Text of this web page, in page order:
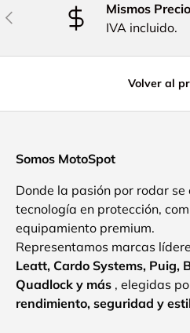
Anterior
Mismos
IVA incluido.
Volver al
Somos MotoSpot
Donde la pasión por rodar
tecnología en protección,
equipamiento premium.
Representamos marcas
Leatt, Cardo Systems, Puig,
Quadlock y más , elegidas
rendimiento, seguridad y